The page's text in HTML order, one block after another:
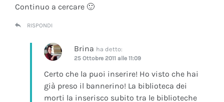
Continuo a cercare 🙂
RISPONDI
Brina ha detto:
25 Ottobre 2011 alle 11:09
Certo che la puoi inserire! Ho visto che hai
già preso il bannerino! La biblioteca dei
morti la inserisco subito tra le biblioteche